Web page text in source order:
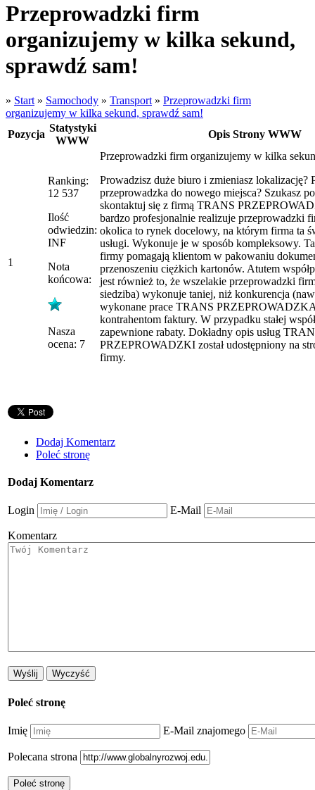
Przeprowadzki firm
organizujemy w kilka sekund,
sprawdź sam!
» Start » Samochody » Transport » Przeprowadzki firm
organizujemy w kilka sekund, sprawdź sam!
Pozycja
Statystyki
WWW
Opis Strony WWW
1
Ranking:
12 537
Ilość
odwiedzin:
INF
Nota
końcowa:
Nasza
ocena: 7
Przeprowadzki firm organizujemy w kilka
Prowadzisz duże biuro i zmieniasz lokalizację?
przeprowadzka do nowego miejsca? Szukasz
skontaktuj się z firmą TRANS
bardzo profesjonalnie realizuje przeprowadzki
okolica to rynek docelowy, na którym firma ta
usługi. Wykonuje je w sposób kompleksowy.
firmy pomagają klientom w pakowaniu
przenoszeniu ciężkich kartonów. Atutem
jest również to, że wszelakie przeprowadzki
siedziba) wykonuje taniej, niż konkurencja
wykonane prace TRANS
kontrahentom faktury. W przypadku stałej
zapewnione rabaty. Dokładny opis usług
PRZEPROWADZKI został udostępniony na
firmy.
Dodaj Komentarz
Poleć stronę
Dodaj Komentarz
Login E-Mail
Komentarz
Poleć stronę
Imię E-Mail znajomego
Polecana strona